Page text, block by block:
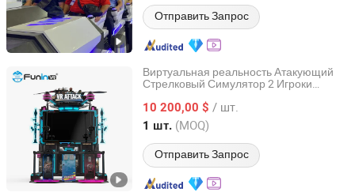
Отправить Запрос
Виртуальная реальность Атакующий
Стрелковый Симулятор 2 Игроки
10 200,00 $ / шт.
1 шт. (MOQ)
Отправить Запрос
Zhuoyuan Co., Ltd.
Guangdong, China с 2025